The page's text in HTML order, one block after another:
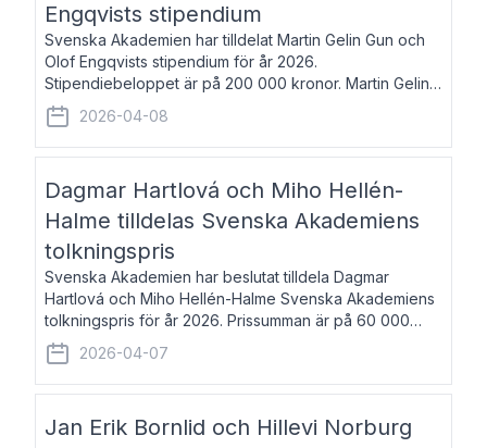
Engqvists stipendium
Svenska Akademien har tilldelat Martin Gelin Gun och
Olof Engqvists stipendium för år 2026.
Stipendiebeloppet är på 200 000 kronor. Martin Gelin,
född 1978, är journalist och författare. Han lever
numera i Paris men var under många år bosat
2026-04-08
Dagmar Hartlová och Miho Hellén-
Halme tilldelas Svenska Akademiens
tolkningspris
Svenska Akademien har beslutat tilldela Dagmar
Hartlová och Miho Hellén-Halme Svenska Akademiens
tolkningspris för år 2026. Prissumman är på 60 000
kronor var. Dagmar Hartlová, född 1951, översätter
huvudsakligen från svenska till tjeckiska
2026-04-07
Jan Erik Bornlid och Hillevi Norburg